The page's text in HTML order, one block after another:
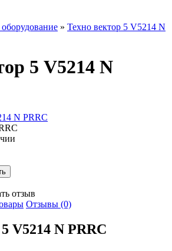
» Техно вектор 5 V5214 N
5 V5214 N
отзыв
Отзывы (0)
V5214 N PRRC